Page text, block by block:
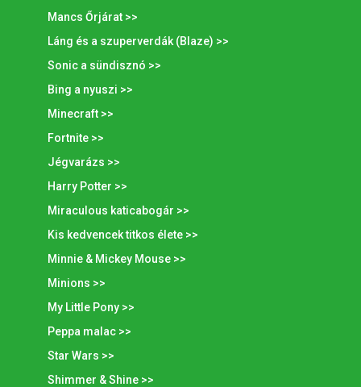
Mancs Őrjárat >>
Láng és a szuperverdák (Blaze) >>
Sonic a sündisznó >>
Bing a nyuszi >>
Minecraft >>
Fortnite >>
Jégvarázs >>
Harry Potter >>
Miraculous katicabogár >>
Kis kedvencek titkos élete >>
Minnie & Mickey Mouse >>
Minions >>
My Little Pony >>
Peppa malac >>
Star Wars >>
Shimmer & Shine >>